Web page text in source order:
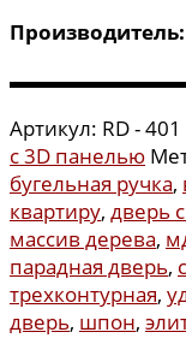
Производитель:
Артикул: RD - 401
с 3D панелью
бугельная ручка,
квартиру, дверь
массив дерева,
парадная дверь,
трехконтурная,
дверь, шпон,